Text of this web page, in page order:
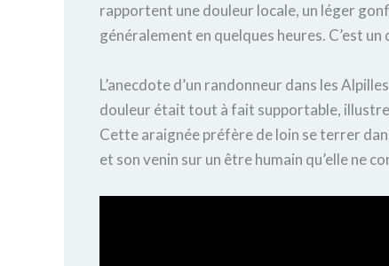
rapportent une douleur locale, un léger
généralement en quelques heures. C’est
L’anecdote d’un randonneur dans les
douleur était tout à fait supportable,
Cette araignée préfère de loin se terrer
et son venin sur un être humain qu’elle ne